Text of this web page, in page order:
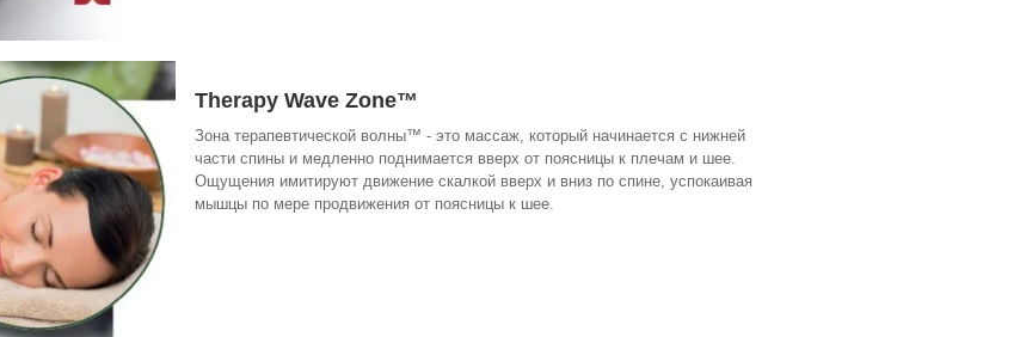
Therapy Wave Zone™
Зона терапевтической волны™ - это массаж, который начинается с нижней
части спины и медленно поднимается вверх от поясницы к плечам и шее.
Ощущения имитируют движение скалкой вверх и вниз по спине, успокаивая
мышцы по мере продвижения от поясницы к шее.